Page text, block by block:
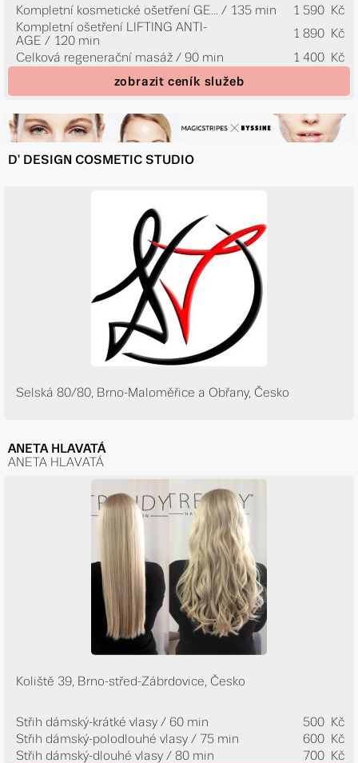
Kompletní kosmetické ošetření GE... / 135 min
1 590 Kč
Kompletní ošetření LIFTING ANTI-
AGE / 120 min
1 890 Kč
Celková regenerační masáž / 90 min
1 400 Kč
zobrazit ceník služeb
D' DESIGN COSMETIC STUDIO
Selská 80/80, Brno-Maloměřice a Obřany, Česko
ANETA HLAVATÁ
ANETA HLAVATÁ
Koliště 39, Brno-střed-Zábrdovice, Česko
Střih dámský-krátké vlasy / 60 min
500 Kč
Střih dámský-polodlouhé vlasy / 75 min
600 Kč
Střih dámský-dlouhé vlasy / 80 min
700 Kč